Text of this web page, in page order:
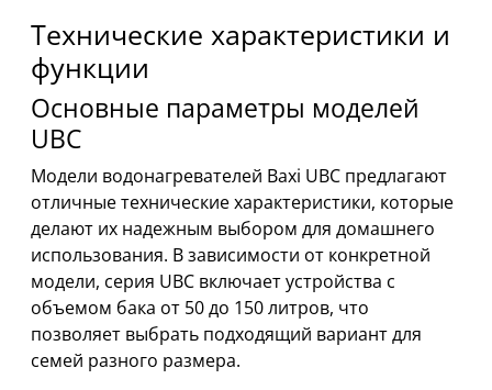
Технические характеристики и
функции
Основные параметры моделей
UBC
Модели водонагревателей Baxi UBC предлагают
отличные технические характеристики, которые
делают их надежным выбором для домашнего
использования. В зависимости от конкретной
модели, серия UBC включает устройства с
объемом бака от 50 до 150 литров, что
позволяет выбрать подходящий вариант для
семей разного размера.